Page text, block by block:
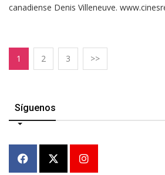
canadiense Denis Villeneuve.
1 2 3 >>
Síguenos